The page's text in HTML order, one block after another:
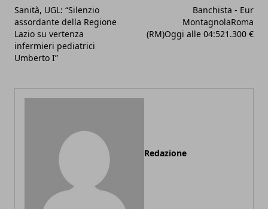
Sanità, UGL: “Silenzio
assordante della Regione
Lazio su vertenza
infermieri pediatrici
Umberto I”
Banchista - Eur
MontagnolaRoma
(RM)Oggi alle 04:521.300 €
Redazione